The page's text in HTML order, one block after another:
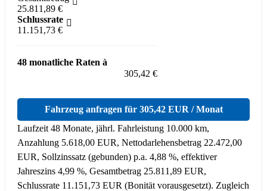
25.811,89 €
Schlussrate
11.151,73 €
48 monatliche Raten à
305,42 €
Fahrzeug anfragen für 305,42 EUR / Monat
Laufzeit 48 Monate, jährl. Fahrleistung 10.000 km,
Anzahlung 5.618,00 EUR, Nettodarlehensbetrag 22.472,00
EUR, Sollzinssatz (gebunden) p.a. 4,88 %, effektiver
Jahreszins 4,99 %, Gesamtbetrag 25.811,89 EUR,
Schlussrate 11.151,73 EUR (Bonität vorausgesetzt). Zugleich